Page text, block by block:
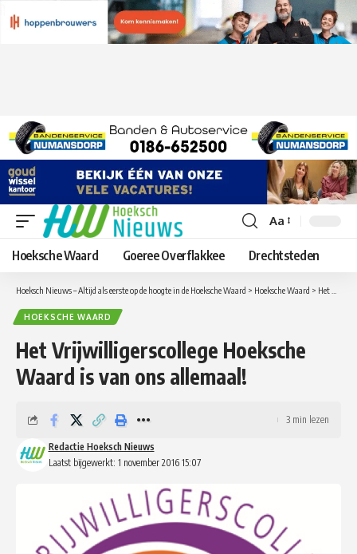
Lettergrootte
aanpassen
Aa
Hoeksche Waard Goeree Overflakkee Drechtsteden
Hoeksch Nieuws – Altijd als eerste op de hoogte in de Hoeksche Waard > Hoeksche Waard > Het Vrijwilligerscollege Hoeksche Waard is van ons allemaal!
HOEKSCHE WAARD
Het Vrijwilligerscollege Hoeksche
Waard is van ons allemaal!
Laatst bijgewerkt: 1 november 2016 15:07
Redactie Hoeksch Nieuws
3 min lezen